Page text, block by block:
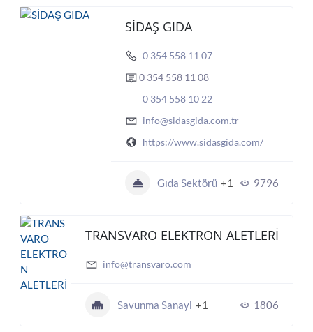
SİDAŞ GIDA
0 354 558 11 07
0 354 558 11 08
0 354 558 10 22
info@sidasgida.com.tr
https://www.sidasgida.com/
Gıda Sektörü +1 9796
TRANSVARO ELEKTRON ALETLERİ
info@transvaro.com
Savunma Sanayi +1 1806